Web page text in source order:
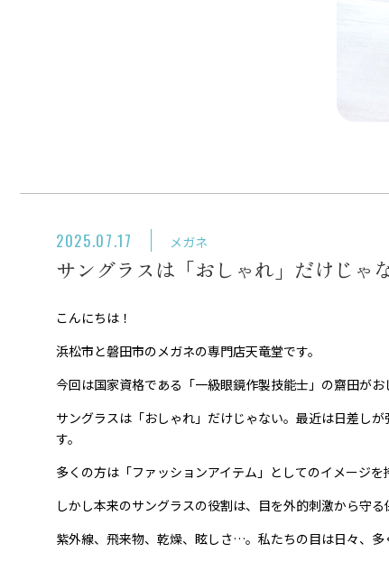
2025.07.17 メガネ
サングラスは「おしゃれ」だけじゃ
こんにちは！
浜松市と磐田市のメガネの専門店天竜堂です。
今回は国家資格である「一級眼鏡作製技能士」の齋田が
サングラスは「おしゃれ」だけじゃない。最近は日差し
す。
多くの方は「ファッションアイテム」としてのイメージを
しかし本来のサングラスの役割は、目を外的刺激から守る
紫外線、飛来物、乾燥、眩しさ…。私たちの目は日々、多